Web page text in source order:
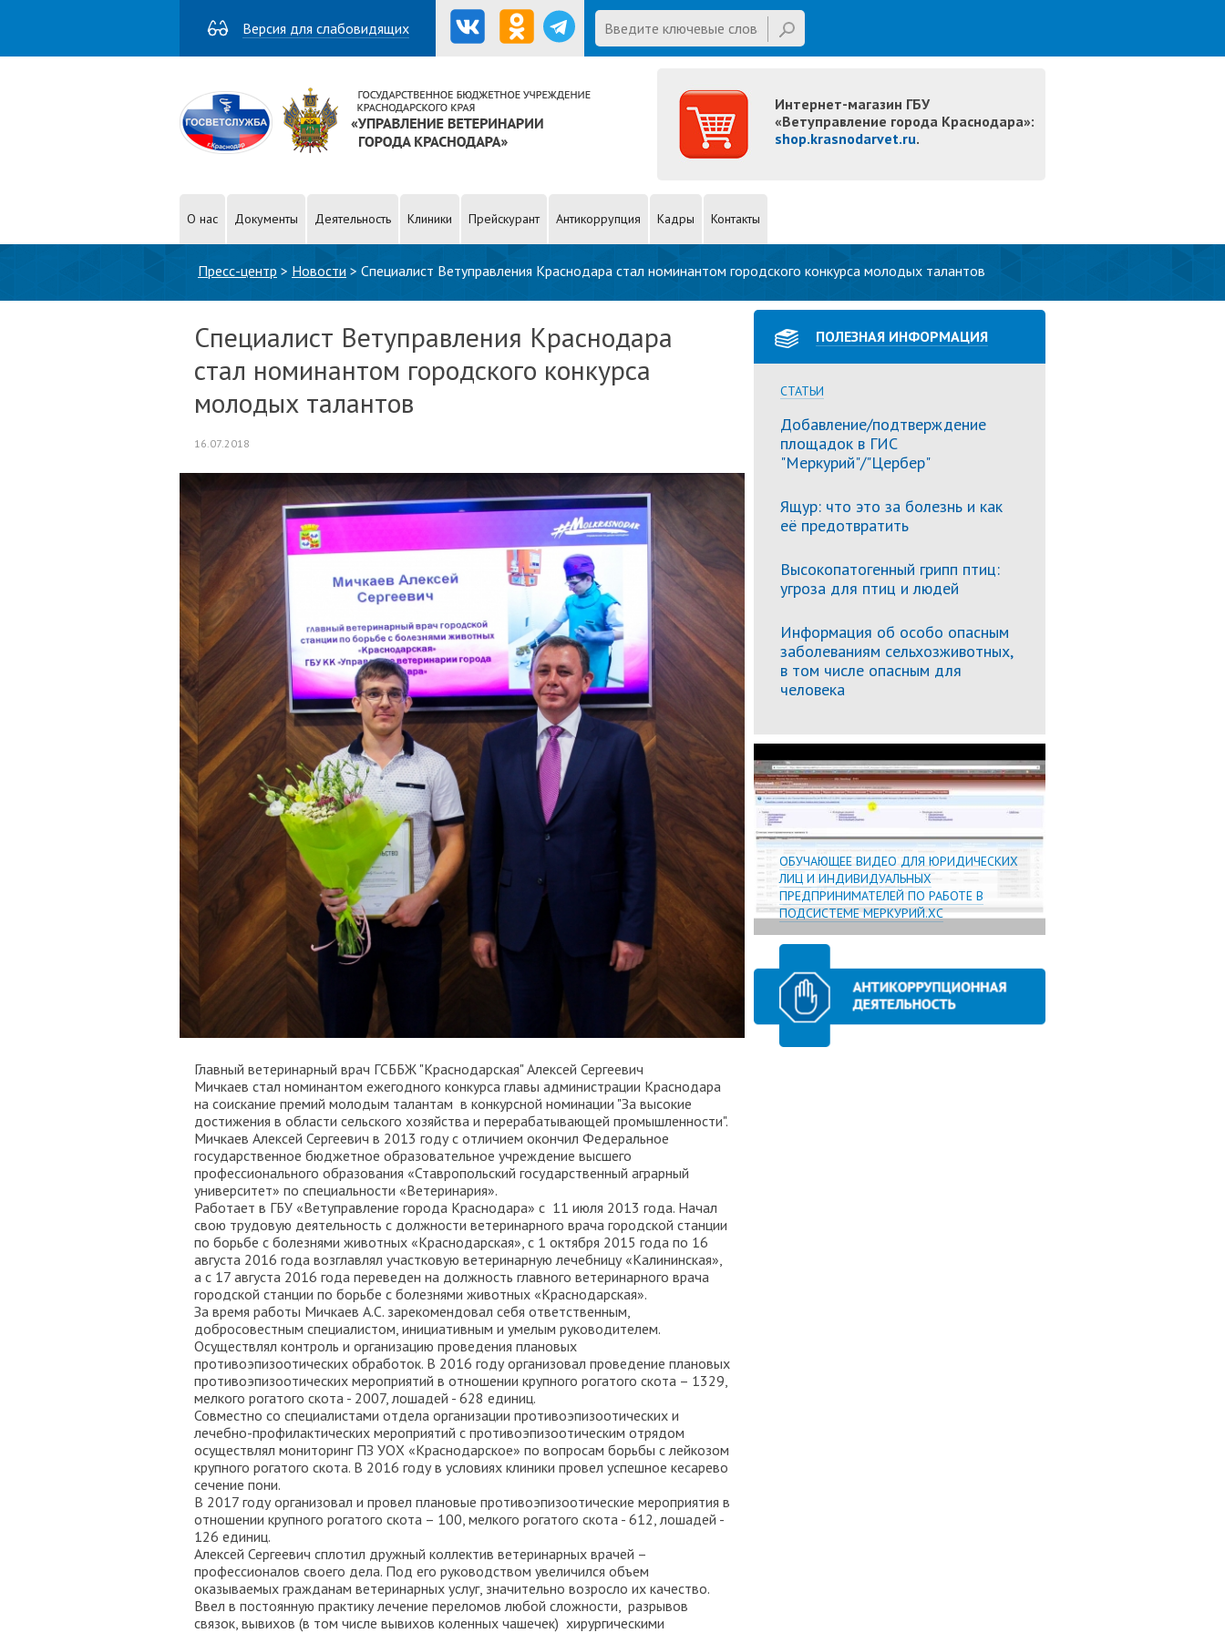
Версия для слабовидящих
First name
Введите ключевые слова для
поиска
Интернет-магазин ГБУ
«Ветуправление города Краснодара»:
shop.krasnodarvet.ru.
О нас Документы Деятельность Клиники Прейскурант Антикоррупция Кадры Контакты
Пресс-центр > Новости > Специалист Ветуправления Краснодара стал номинантом городского конкурса молодых талантов
Специалист Ветуправления Краснодара
стал номинантом городского конкурса
молодых талантов
16.07.2018
Главный ветеринарный врач ГСББЖ "Краснодарская" Алексей Сергеевич
Мичкаев стал номинантом ежегодного конкурса главы администрации Краснодара
на соискание премий молодым талантам в конкурсной номинации "За высокие
достижения в области сельского хозяйства и перерабатывающей промышленности".
Мичкаев Алексей Сергеевич в 2013 году с отличием окончил Федеральное
государственное бюджетное образовательное учреждение высшего
профессионального образования «Ставропольский государственный аграрный
университет» по специальности «Ветеринария».
Работает в ГБУ «Ветуправление города Краснодара» с 11 июля 2013 года. Начал
свою трудовую деятельность с должности ветеринарного врача городской станции
по борьбе с болезнями животных «Краснодарская», с 1 октября 2015 года по 16
августа 2016 года возглавлял участковую ветеринарную лечебницу «Калининская»,
а с 17 августа 2016 года переведен на должность главного ветеринарного врача
городской станции по борьбе с болезнями животных «Краснодарская».
За время работы Мичкаев А.С. зарекомендовал себя ответственным,
добросовестным специалистом, инициативным и умелым руководителем.
Осуществлял контроль и организацию проведения плановых
противоэпизоотических обработок. В 2016 году организовал проведение плановых
противоэпизоотических мероприятий в отношении крупного рогатого скота – 1329,
мелкого рогатого скота - 2007, лошадей - 628 единиц.
Совместно со специалистами отдела организации противоэпизоотических и
лечебно-профилактических мероприятий с противоэпизоотическим отрядом
осуществлял мониторинг ПЗ УОХ «Краснодарское» по вопросам борьбы с лейкозом
крупного рогатого скота. В 2016 году в условиях клиники провел успешное кесарево
сечение пони.
В 2017 году организовал и провел плановые противоэпизоотические мероприятия в
отношении крупного рогатого скота – 100, мелкого рогатого скота - 612, лошадей -
126 единиц.
Алексей Сергеевич сплотил дружный коллектив ветеринарных врачей –
профессионалов своего дела. Под его руководством увеличился объем
оказываемых гражданам ветеринарных услуг, значительно возросло их качество.
Ввел в постоянную практику лечение переломов любой сложности, разрывов
связок, вывихов (в том числе вывихов коленных чашечек) хирургическими
ПОЛЕЗНАЯ ИНФОРМАЦИЯ
СТАТЬИ
Добавление/подтверждение
площадок в ГИС
"Меркурий"/"Цербер"
Ящур: что это за болезнь и как
её предотвратить
Высокопатогенный грипп птиц:
угроза для птиц и людей
Информация об особо опасным
заболеваниям сельхозживотных,
в том числе опасным для
человека
ОБУЧАЮЩЕЕ ВИДЕО ДЛЯ ЮРИДИЧЕСКИХ
ЛИЦ И ИНДИВИДУАЛЬНЫХ
ПРЕДПРИНИМАТЕЛЕЙ ПО РАБОТЕ В
ПОДСИСТЕМЕ МЕРКУРИЙ.ХС